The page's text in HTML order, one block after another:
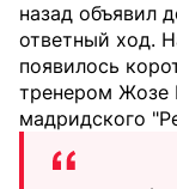
назад объявил
ответный ход.
появилось
тренером Жозе
мадридского